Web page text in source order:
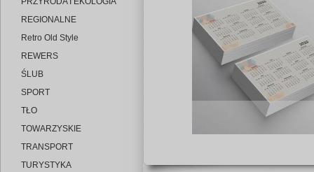
REGIONALNE
Retro Old Style
REWERS
ŚLUB
SPORT
TŁO
TOWARZYSKIE
TRANSPORT
TURYSTYKA